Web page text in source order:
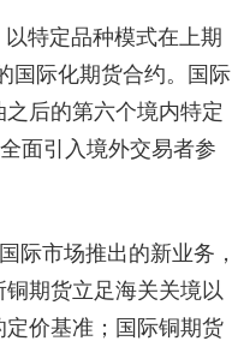
特定品种模式在上期
国际化期货合约。国际
后的第六个境内特定
面引入境外交易者参
际市场推出的新业务
期货立足海关关境以
价基准；国际铜期货